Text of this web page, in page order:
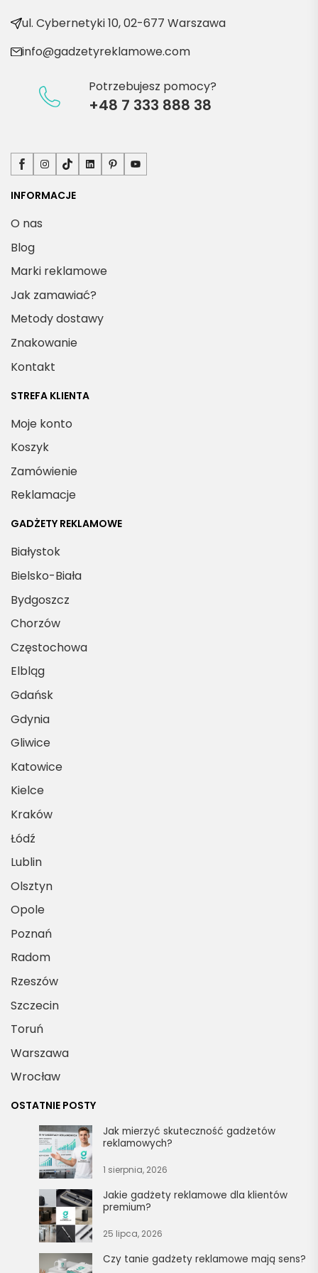
kty
ul. Cybernetyki 10, 02-677 Warszawa
info@gadzetyreklamowe.com
Potrzebujesz pomocy?
+48 7 333 888 38
Facebook
Instagram
TikTokLinkedInPinterestYouTube
INFORMACJE
O nas
Blog
Marki reklamowe
Jak zamawiać?
Metody dostawy
Znakowanie
Kontakt
STREFA KLIENTA
Moje konto
Koszyk
Zamówienie
Reklamacje
GADŻETY REKLAMOWE
Białystok
Bielsko-Biała
Bydgoszcz
Chorzów
Częstochowa
Elbląg
Gdańsk
Gdynia
Gliwice
Katowice
Kielce
Kraków
Łódź
Lublin
Olsztyn
Opole
Poznań
Radom
Rzeszów
Szczecin
Toruń
Warszawa
Wrocław
OSTATNIE POSTY
Jak mierzyć skuteczność gadżetów
reklamowych?
1 sierpnia, 2026
Jakie gadżety reklamowe dla klientów
premium?
25 lipca, 2026
Czy tanie gadżety reklamowe mają sens?